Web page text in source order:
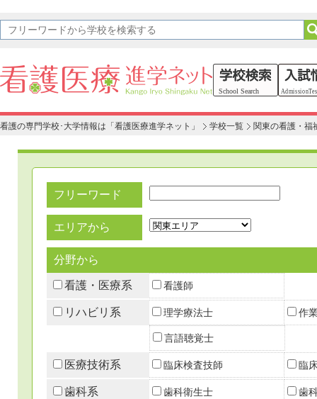
看護の専門学校･大学情報は「看護医療進学ネット」 学校一覧 関東の看護・福
フリーワード
エリアから
分野から
看護・医療系 看護師
リハビリ系 理学療法士 作
言語聴覚士
医療技術系 臨床検査技師 臨
歯科系 歯科衛生士 歯